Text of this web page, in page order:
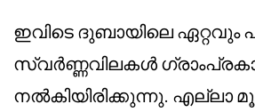
ഇവിടെ ദുബായിലെ ഏറ്റവും
സ്വർണ്ണവിലകൾ
നൽകിയിരിക്കുന്നു. എല്ലാ